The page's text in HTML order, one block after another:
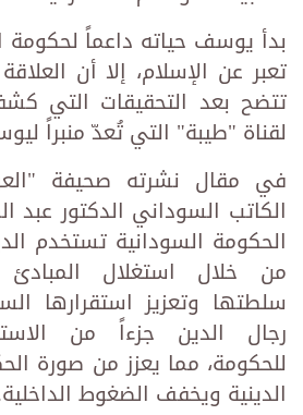
بدأ يوسف حياته داعماً لحكومة
تعبر عن الإسلام، إلا أن
تتضح بعد التحقيقات التي
لقناة "طيبة" التي تُعدّ منبراً
في مقال نشرته صحيفة
الكاتب السوداني الدكتور
الحكومة السودانية تستخدم
من خلال استغلال المبادئ
سلطتها وتعزيز استقرارها
رجال الدين جزءاً من
للحكومة، مما يعزز من صورة
الدينية ويخفف الضغوط